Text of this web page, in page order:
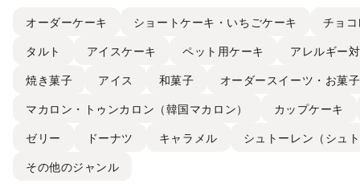
オーダーケーキ ショートケーキ・いちごケーキ チョ
タルト アイスケーキ ペット用ケーキ アレルギー
焼き菓子 アイス 和菓子 オーダースイーツ・お菓子
マカロン・トゥンカロン（韓国マカロン） カップケーキ
ゼリー ドーナツ キャラメル シュトーレン（シュ
その他のジャンル